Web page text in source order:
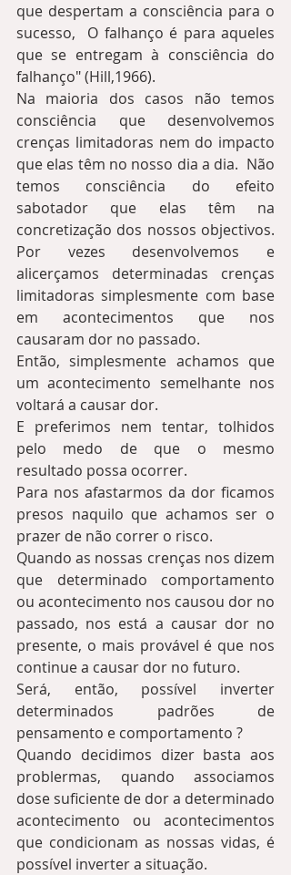
que despertam a consciência para o
sucesso,  O falhanço é para aqueles
que se entregam à consciência do
falhanço" (Hill,1966).
Na maioria dos casos não temos
consciência que desenvolvemos
crenças limitadoras nem do impacto
que elas têm no nosso dia a dia.  Não
temos consciência do efeito
sabotador que elas têm na
concretização dos nossos objectivos.
Por vezes desenvolvemos e
alicerçamos determinadas crenças
limitadoras simplesmente com base
em acontecimentos que nos
causaram dor no passado.
Então, simplesmente achamos que
um acontecimento semelhante nos
voltará a causar dor.
E preferimos nem tentar, tolhidos
pelo medo de que o mesmo
resultado possa ocorrer.
Para nos afastarmos da dor ficamos
presos naquilo que achamos ser o
prazer de não correr o risco.
Quando as nossas crenças nos dizem
que determinado comportamento
ou acontecimento nos causou dor no
passado, nos está a causar dor no
presente, o mais provável é que nos
continue a causar dor no futuro.
Será, então, possível inverter
determinados padrões de
pensamento e comportamento ?
Quando decidimos dizer basta aos
problermas, quando associamos
dose suficiente de dor a determinado
acontecimento ou acontecimentos
que condicionam as nossas vidas, é
possível inverter a situação.